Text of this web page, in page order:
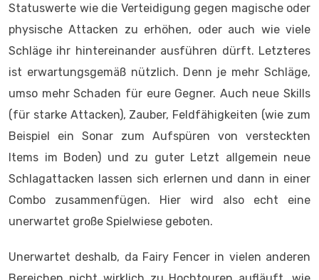
Statuswerte wie die Verteidigung gegen magische oder
physische Attacken zu erhöhen, oder auch wie viele
Schläge ihr hintereinander ausführen dürft. Letzteres
ist erwartungsgemäß nützlich. Denn je mehr Schläge,
umso mehr Schaden für eure Gegner. Auch neue Skills
(für starke Attacken), Zauber, Feldfähigkeiten (wie zum
Beispiel ein Sonar zum Aufspüren von versteckten
Items im Boden) und zu guter Letzt allgemein neue
Schlagattacken lassen sich erlernen und dann in einer
Combo zusammenfügen. Hier wird also echt eine
unerwartet große Spielwiese geboten.
Unerwartet deshalb, da Fairy Fencer in vielen anderen